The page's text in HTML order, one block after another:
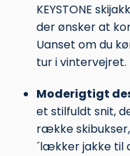
KEYSTONE
der ønsker at
Uanset om du
tur i vintervejret.
Moderigtigt
et stilfuldt snit,
række
´lækker jakke til